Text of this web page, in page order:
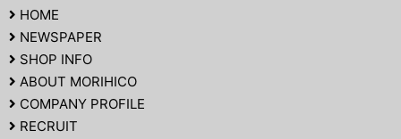
HOME
NEWSPAPER
SHOP INFO
ABOUT MORIHICO
COMPANY PROFILE
RECRUIT